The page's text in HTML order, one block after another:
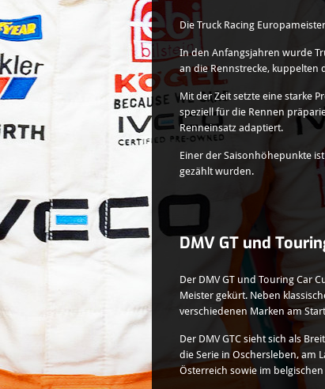
Die Truck Racing
In den Anfangsjahren wurde
an die Rennstrecke,
Mit der Zeit setzte eine starke
speziell für die Rennen
Renneinsatz adaptiert.
Einer der Saisonhöhepunkte
gezählt wurden.
DMV GT und
Der DMV GT und Touring Car
Meister gekürt. Neben
verschiedenen Marken am
Der DMV GTC sieht sich als
die Serie in Oschersleben, am
Österreich sowie im